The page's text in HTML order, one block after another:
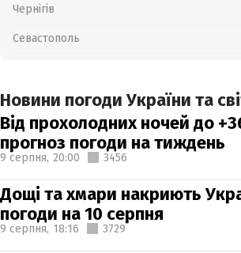
Чернігів
Севастополь
Новини погоди України та
Від прохолодних ночей до
прогноз погоди на тиждень
9 серпня, 20:00 3456
Дощі та хмари накриють
погоди на 10 серпня
9 серпня, 18:16 3729